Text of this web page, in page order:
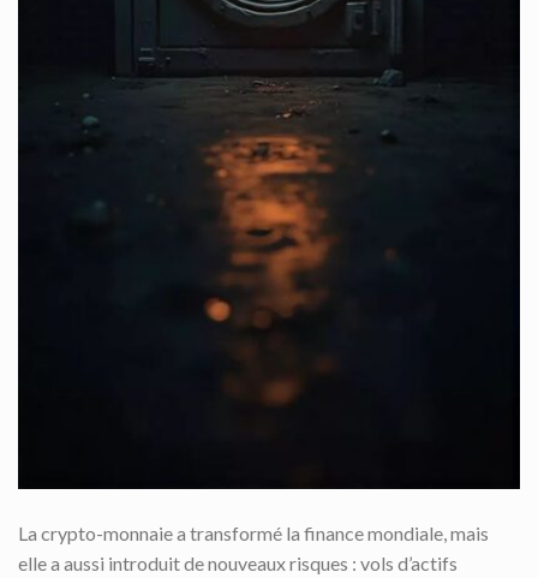
La crypto-monnaie a transformé la finance mondiale, mais
elle a aussi introduit de nouveaux risques : vols d’actifs